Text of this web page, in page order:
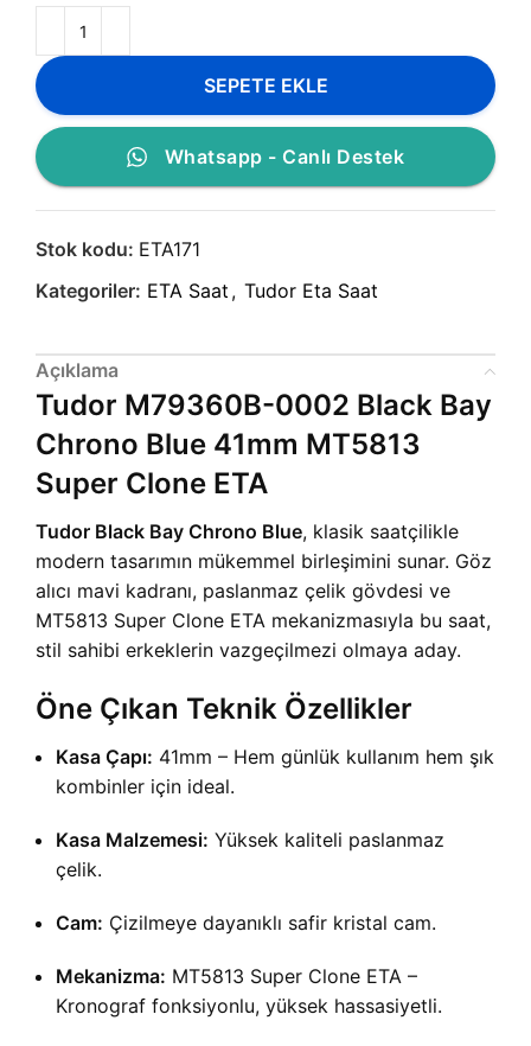
SEPETE EKLE
Whatsapp - Canlı Destek
Stok kodu: ETA171
Kategoriler: ETA Saat , Tudor Eta Saat
Açıklama
Tudor M79360B-0002 Black Bay
Chrono Blue 41mm MT5813
Super Clone ETA
Tudor Black Bay Chrono Blue, klasik saatçilikle
modern tasarımın mükemmel birleşimini sunar. Göz
alıcı mavi kadranı, paslanmaz çelik gövdesi ve
MT5813 Super Clone ETA mekanizmasıyla bu saat,
stil sahibi erkeklerin vazgeçilmezi olmaya aday.
Öne Çıkan Teknik Özellikler
Kasa Çapı: 41mm – Hem günlük kullanım hem şık
kombinler için ideal.
Kasa Malzemesi: Yüksek kaliteli paslanmaz
çelik.
Cam: Çizilmeye dayanıklı safir kristal cam.
Mekanizma: MT5813 Super Clone ETA –
Kronograf fonksiyonlu, yüksek hassasiyetli.